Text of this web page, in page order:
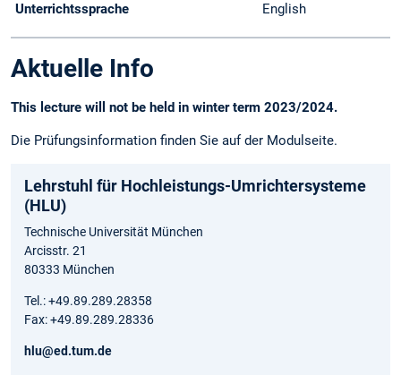
Unterrichtssprache
English
Aktuelle Info
This lecture will not be held in winter term 2023/2024.
Die Prüfungsinformation finden Sie auf der Modulseite.
Lehrstuhl für Hochleistungs-Umrichtersysteme
(HLU)
Technische Universität München
Arcisstr. 21
80333 München
Tel.: +49.89.289.28358
Fax: +49.89.289.28336
hlu@ed.tum.de